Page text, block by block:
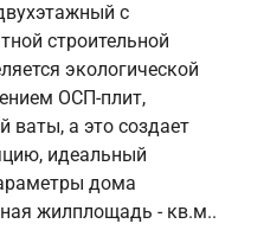
с
строительной
экологической
ОСП-плит,
ваты, а это создает
идеальный
дома
жилплощадь - кв.м..